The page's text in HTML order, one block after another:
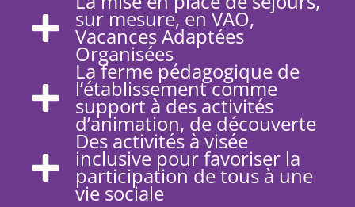
sur mesure, en VAO,
Vacances Adaptées
Organisées
La ferme pédagogique de
l’établissement comme
support à des activités
d’animation, de découverte
Des activités à visée
inclusive pour favoriser la
participation de tous à une
vie sociale